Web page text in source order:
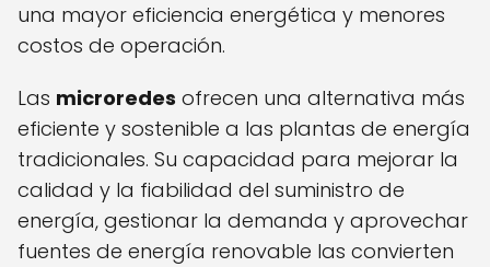
una mayor eficiencia energética y menores
costos de operación.
Las microredes ofrecen una alternativa más
eficiente y sostenible a las plantas de energía
tradicionales. Su capacidad para mejorar la
calidad y la fiabilidad del suministro de
energía, gestionar la demanda y aprovechar
fuentes de energía renovable las convierten